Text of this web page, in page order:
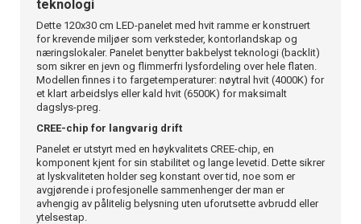
teknologi
Dette 120x30 cm LED-panelet med hvit ramme er konstruert
for krevende miljøer som verksteder, kontorlandskap og
næringslokaler. Panelet benytter bakbelyst teknologi (backlit)
som sikrer en jevn og flimmerfri lysfordeling over hele flaten.
Modellen finnes i to fargetemperaturer: nøytral hvit (4000K) for
et klart arbeidslys eller kald hvit (6500K) for maksimalt
dagslys-preg.
CREE-chip for langvarig drift
Panelet er utstyrt med en høykvalitets CREE-chip, en
komponent kjent for sin stabilitet og lange levetid. Dette sikrer
at lyskvaliteten holder seg konstant over tid, noe som er
avgjørende i profesjonelle sammenhenger der man er
avhengig av pålitelig belysning uten uforutsette avbrudd eller
ytelsestap.